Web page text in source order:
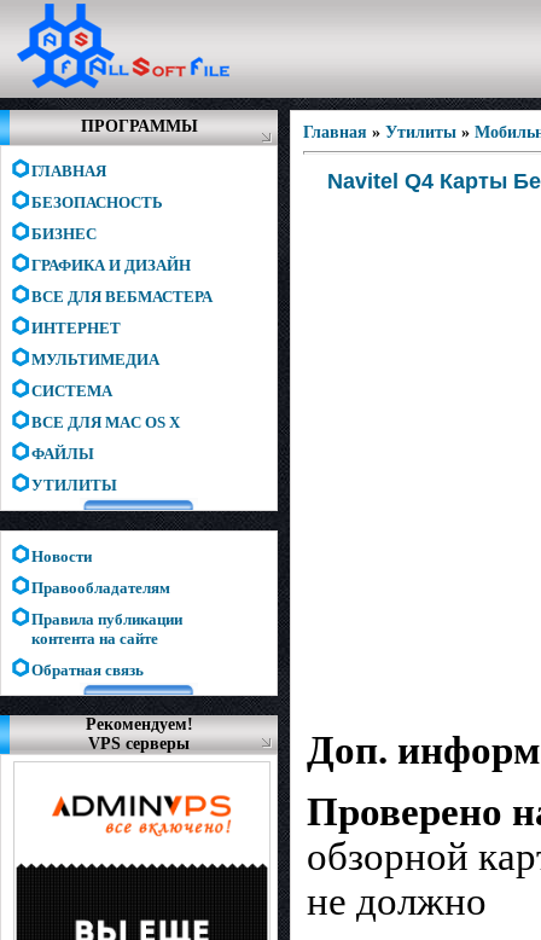
ПРОГРАММЫ
ГЛАВНАЯ
БЕЗОПАСНОСТЬ
БИЗНЕС
ГРАФИКА И ДИЗАЙН
ВСЕ ДЛЯ ВЕБМАСТЕРА
ИНТЕРНЕТ
МУЛЬТИМЕДИА
СИСТЕМА
ВСЕ ДЛЯ MAC OS X
ФАЙЛЫ
УТИЛИТЫ
Новости
Правообладателям
Правила публикации
контента на сайте
Обратная связь
Рекомендуем!
VPS серверы
Главная » Утилиты »
Navitel Q4 Карты
Доп.
Проверено
обзорной
не должно